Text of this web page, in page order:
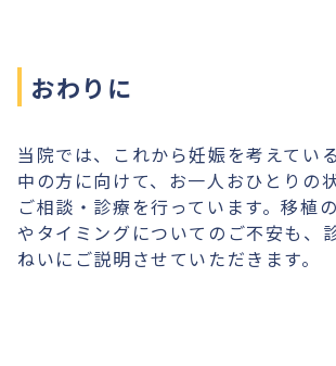
おわりに
当院では、これから妊娠を考えてい
中の方に向けて、お一人おひとりの
ご相談・診療を行っています。移植
やタイミングについてのご不安も、
ねいにご説明させていただきます。